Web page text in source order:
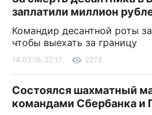
заплатили миллион
Командир десантной роты
чтобы выехать за границу
14.03.16, 22:17 2273
Состоялся шахматный
командами Сбербанка и